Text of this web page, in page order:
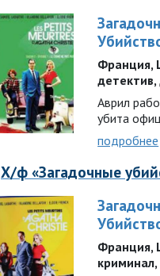
Франция,
Аврил
убита
подробнее
Х/ф «Загадочные
Франция,